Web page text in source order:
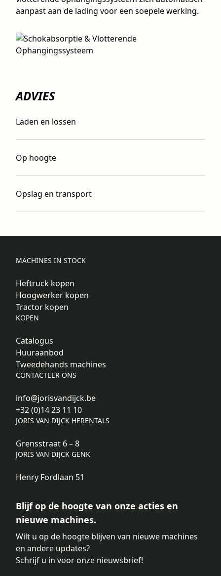
aanpast aan de lading voor een soepele werking.
ADVIES
Laden en lossen
Op hoogte
Opslag en transport
MACHINES IN STOCK
Heftruck kopen
Hoogwerker kopen
Tractor kopen
KOPEN
Catalogus
Huuraanbod
Tweedehands machines
CONTACTEER ONS
info@jorisvandijck.be
+32 (0)14 23 11 10
JORIS VAN DIJCK HERENTALS
Grensstraat 6 – 8
JORIS VAN DIJCK GENK
Henry Fordlaan 51
Blijf op de hoogte van onze acties en
nieuwe machines.
Wilt u op de hoogte blijven van nieuwe machines
en andere updates?
Schrijf u in voor onze nieuwsbrief!